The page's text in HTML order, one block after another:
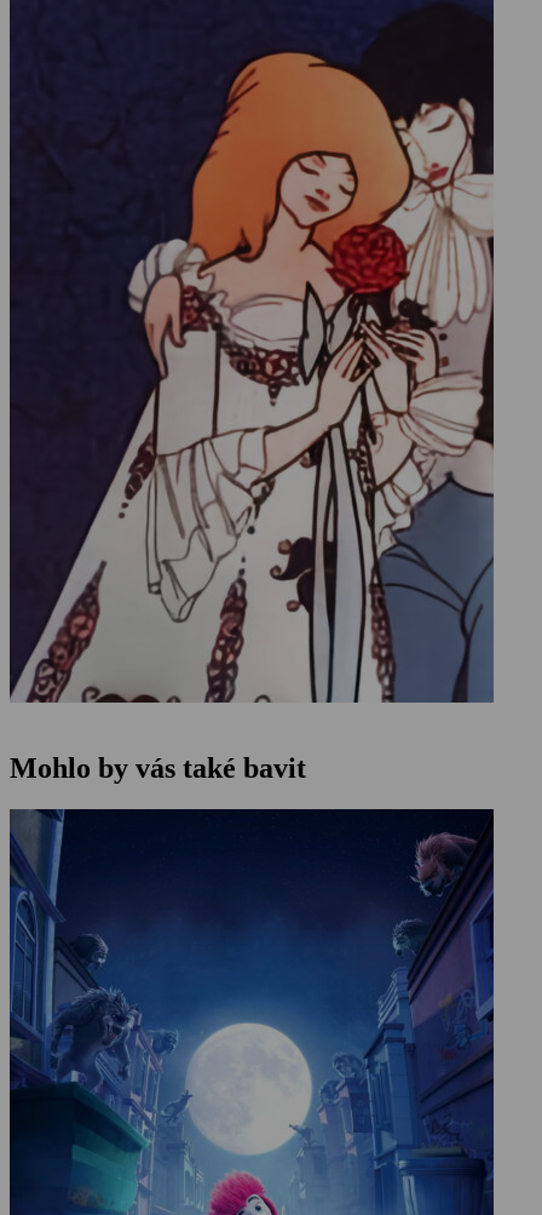
Mohlo by vás také bavit